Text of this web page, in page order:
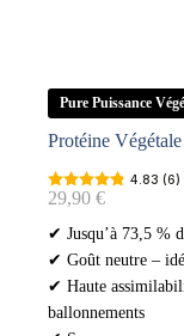
Pure Puissance
Protéine
4.83 (6)
29,90 €
✔ Jusqu’à 73,5 %
✔ Goût neutre –
✔ Haute
ballonnements